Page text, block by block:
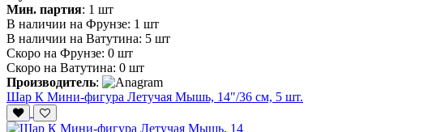
Мин. партия: 1 шт
В наличии на Фрунзе: 1 шт
В наличии на Ватутина: 5 шт
Скоро на Фрунзе: 0 шт
Скоро на Ватутина: 0 шт
Производитель:
Шар К Мини-фигура Летучая Мышь, 14"/36 см, 5 шт.